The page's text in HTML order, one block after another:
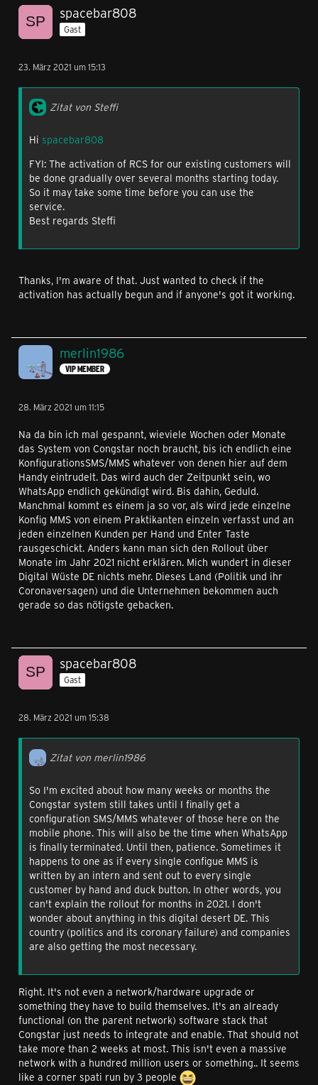
spacebar808
Gast
23. März 2021 um 15:13
Zitat von Steffi
Hi spacebar808
FYI: The activation of RCS for our existing customers will
be done gradually over several months starting today.
So it may take some time before you can use the
service.
Best regards Steffi
Thanks, I'm aware of that. Just wanted to check if the
activation has actually begun and if anyone's got it working.
merlin1986
VIP MEMBER
28. März 2021 um 11:15
Na da bin ich mal gespannt, wieviele Wochen oder Monate
das System von Congstar noch braucht, bis ich endlich eine
KonfigurationsSMS/MMS whatever von denen hier auf dem
Handy eintrudelt. Das wird auch der Zeitpunkt sein, wo
WhatsApp endlich gekündigt wird. Bis dahin, Geduld.
Manchmal kommt es einem ja so vor, als wird jede einzelne
Konfig MMS von einem Praktikanten einzeln verfasst und an
jeden einzelnen Kunden per Hand und Enter Taste
rausgeschickt. Anders kann man sich den Rollout über
Monate im Jahr 2021 nicht erklären. Mich wundert in dieser
Digital Wüste DE nichts mehr. Dieses Land (Politik und ihr
Coronaversagen) und die Unternehmen bekommen auch
gerade so das nötigste gebacken.
spacebar808
Gast
28. März 2021 um 15:38
Zitat von merlin1986
So I'm excited about how many weeks or months the
Congstar system still takes until I finally get a
configuration SMS/MMS whatever of those here on the
mobile phone. This will also be the time when WhatsApp
is finally terminated. Until then, patience. Sometimes it
happens to one as if every single configue MMS is
written by an intern and sent out to every single
customer by hand and duck button. In other words, you
can't explain the rollout for months in 2021. I don't
wonder about anything in this digital desert DE. This
country (politics and its coronary failure) and companies
are also getting the most necessary.
Right. It's not even a network/hardware upgrade or
something they have to build themselves. It's an already
functional (on the parent network) software stack that
Congstar just needs to integrate and enable. That should not
take more than 2 weeks at most. This isn't even a massive
network with a hundred million users or something.. It seems
like a corner spati run by 3 people